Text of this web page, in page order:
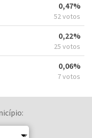
0,47%
52 votos
0,22%
25 votos
0,06%
7 votos